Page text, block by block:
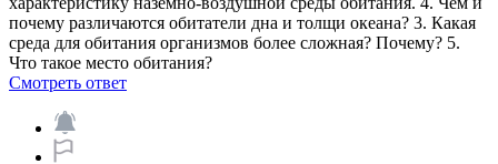
почему различаются обитатели дна и толщи океана? 3. Какая
среда для обитания организмов более сложная? Почему? 5.
Что такое место обитания?​
Смотреть ответ